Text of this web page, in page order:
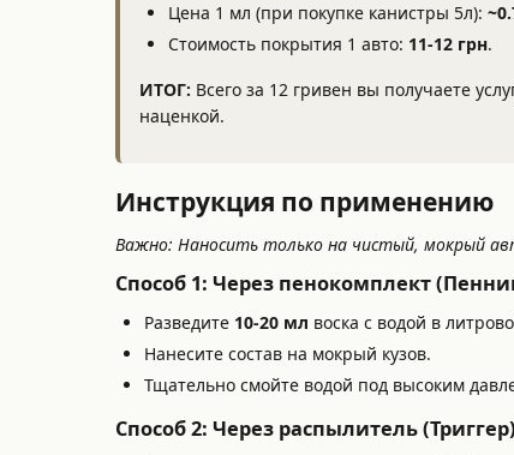
Цена 1 мл (при покупке канистры 5л):
Стоимость покрытия 1 авто: 11-12 грн.
ИТОГ: Всего за 12 гривен вы получаете
наценкой.
Инструкция по применению
Важно: Наносить только на чистый, мокрый
Способ 1: Через пенокомплект
Разведите 10-20 мл воска с водой в
Нанесите состав на мокрый кузов.
Тщательно смойте водой под высоким
Способ 2: Через распылитель (Триггер)